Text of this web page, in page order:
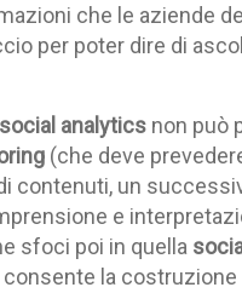
che le aziende
per poter dire di
social analytics non può
(che deve
contenuti, un
e
sfoci poi in quella
consente la costruzione